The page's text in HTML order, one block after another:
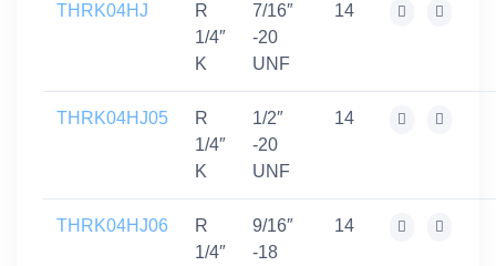
THRK04HJ
R
1/4″
K
7/16″
-20
UNF
14
THRK04HJ05
R
1/4″
K
1/2″
-20
UNF
14
THRK04HJ06
R
1/4″
9/16″
-18
14